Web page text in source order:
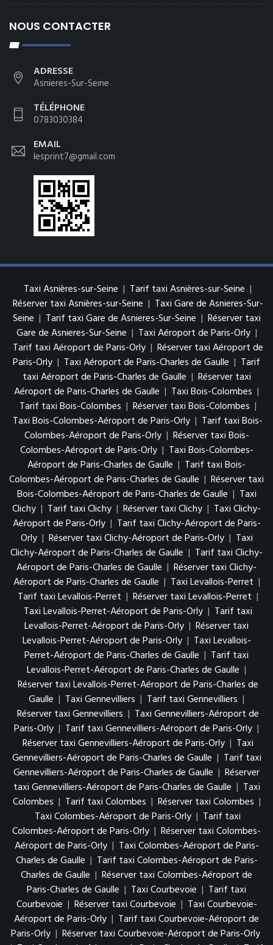
NOUS CONTACTER
ADRESSE
Asnieres-Sur-Seine
TÉLÉPHONE
0783030384
EMAIL
lesprint7@gmail.com
Taxi Asnières-sur-Seine | Tarif taxi Asnières-sur-Seine |
Réserver taxi Asnières-sur-Seine | Taxi Gare de Asnieres-Sur-
Seine | Tarif taxi Gare de Asnieres-Sur-Seine | Réserver taxi
Gare de Asnieres-Sur-Seine | Taxi Aéroport de Paris-Orly |
Tarif taxi Aéroport de Paris-Orly | Réserver taxi Aéroport de
Paris-Orly | Taxi Aéroport de Paris-Charles de Gaulle | Tarif
taxi Aéroport de Paris-Charles de Gaulle | Réserver taxi
Aéroport de Paris-Charles de Gaulle | Taxi Bois-Colombes |
Tarif taxi Bois-Colombes | Réserver taxi Bois-Colombes |
Taxi Bois-Colombes-Aéroport de Paris-Orly | Tarif taxi Bois-
Colombes-Aéroport de Paris-Orly | Réserver taxi Bois-
Colombes-Aéroport de Paris-Orly | Taxi Bois-Colombes-
Aéroport de Paris-Charles de Gaulle | Tarif taxi Bois-
Colombes-Aéroport de Paris-Charles de Gaulle | Réserver taxi
Bois-Colombes-Aéroport de Paris-Charles de Gaulle | Taxi
Clichy | Tarif taxi Clichy | Réserver taxi Clichy | Taxi Clichy-
Aéroport de Paris-Orly | Tarif taxi Clichy-Aéroport de Paris-
Orly | Réserver taxi Clichy-Aéroport de Paris-Orly | Taxi
Clichy-Aéroport de Paris-Charles de Gaulle | Tarif taxi Clichy-
Aéroport de Paris-Charles de Gaulle | Réserver taxi Clichy-
Aéroport de Paris-Charles de Gaulle | Taxi Levallois-Perret |
Tarif taxi Levallois-Perret | Réserver taxi Levallois-Perret |
Taxi Levallois-Perret-Aéroport de Paris-Orly | Tarif taxi
Levallois-Perret-Aéroport de Paris-Orly | Réserver taxi
Levallois-Perret-Aéroport de Paris-Orly | Taxi Levallois-
Perret-Aéroport de Paris-Charles de Gaulle | Tarif taxi
Levallois-Perret-Aéroport de Paris-Charles de Gaulle |
Réserver taxi Levallois-Perret-Aéroport de Paris-Charles de
Gaulle | Taxi Gennevilliers | Tarif taxi Gennevilliers |
Réserver taxi Gennevilliers | Taxi Gennevilliers-Aéroport de
Paris-Orly | Tarif taxi Gennevilliers-Aéroport de Paris-Orly |
Réserver taxi Gennevilliers-Aéroport de Paris-Orly | Taxi
Gennevilliers-Aéroport de Paris-Charles de Gaulle | Tarif taxi
Gennevilliers-Aéroport de Paris-Charles de Gaulle | Réserver
taxi Gennevilliers-Aéroport de Paris-Charles de Gaulle | Taxi
Colombes | Tarif taxi Colombes | Réserver taxi Colombes |
Taxi Colombes-Aéroport de Paris-Orly | Tarif taxi
Colombes-Aéroport de Paris-Orly | Réserver taxi Colombes-
Aéroport de Paris-Orly | Taxi Colombes-Aéroport de Paris-
Charles de Gaulle | Tarif taxi Colombes-Aéroport de Paris-
Charles de Gaulle | Réserver taxi Colombes-Aéroport de
Paris-Charles de Gaulle | Taxi Courbevoie | Tarif taxi
Courbevoie | Réserver taxi Courbevoie | Taxi Courbevoie-
Aéroport de Paris-Orly | Tarif taxi Courbevoie-Aéroport de
Paris-Orly | Réserver taxi Courbevoie-Aéroport de Paris-Orly